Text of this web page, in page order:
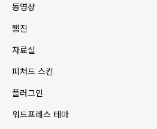
동영상
웹진
자료실
피처드 스킨
플러그인
워드프레스 테마